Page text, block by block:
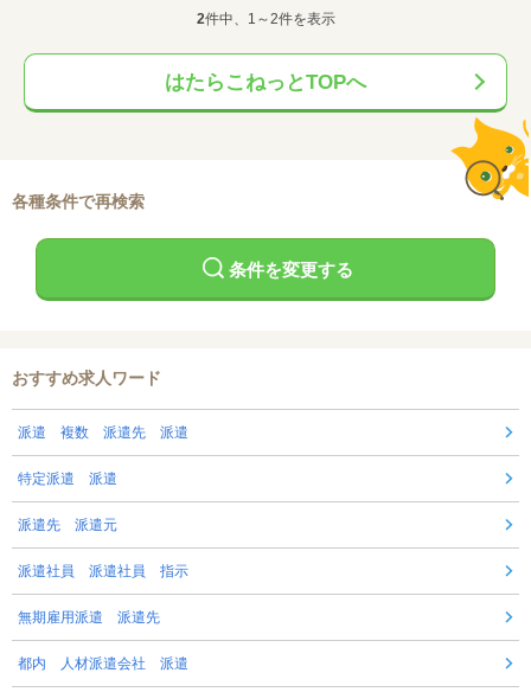
2件中、1～2件を表示
はたらこねっとTOPへ
各種条件で再検索
条件を変更する
おすすめ求人ワード
派遣 複数 派遣先 派遣
特定派遣 派遣
派遣先 派遣元
派遣社員 派遣社員 指示
無期雇用派遣 派遣先
都内 人材派遣会社 派遣